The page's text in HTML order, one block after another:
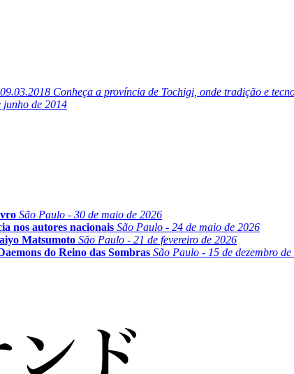
09.03.2018 Conheça a província de Tochigi, onde tradição e
junho de 2014
São Paulo - 30 de maio de 2026
nos autores nacionais São Paulo - 24 de maio de 2026
Matsumoto São Paulo - 21 de fevereiro de 2026
do Reino das Sombras São Paulo - 15 de dezembro